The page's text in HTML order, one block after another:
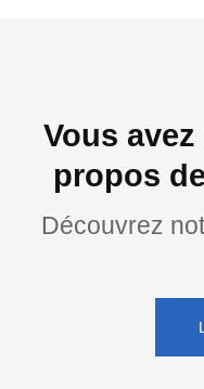
Vous
propos
Découvrez